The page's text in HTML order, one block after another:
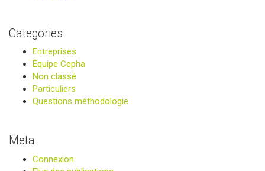
Categories
Entreprises
Équipe Cepha
Non classé
Particuliers
Questions méthodologie
Meta
Connexion